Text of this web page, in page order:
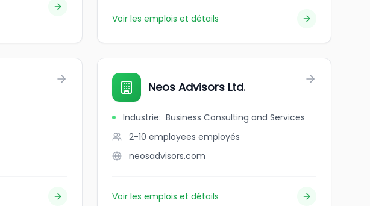
Voir les emplois et détails
Neos Advisors Ltd.
Industrie: Business Consulting and Services
2-10 employees employés
neosadvisors.com
Voir les emplois et détails